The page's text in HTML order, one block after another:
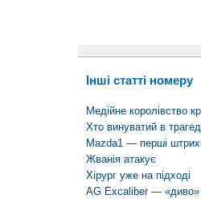
Інші статті номеру
Медійне королівство
Хто винуватий в
Mazda1 — перші
Жванія атакує
Хірург уже на підході
AG Excaliber — «диво»